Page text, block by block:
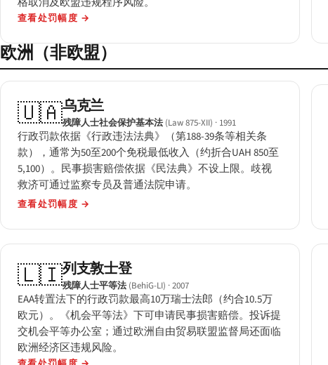
查看处罚幅度 →
欧洲（非欧盟）
🇺🇦乌克兰
残障人士社会保护基本法 (Law 875-XII) · 1991
行政罚款依据《行政违法法典》（第188-39条等相关条
款），通常为50至200个免税最低收入（约折合UAH 850至
5,100）。民事损害赔偿依据《民法典》不设上限。歧视
救济可通过监察专员及普通法院申请。
查看处罚幅度 →
🇱🇮列支敦士登
残障人士平等法 (BehiG-LI) · 2007
EAA转置法下的行政罚款最高10万瑞士法郎（约合10.5万
欧元）。《机会平等法》下可申请民事损害赔偿。投诉提
交机会平等办公室；通过欧洲自由贸易联盟监督局还面临
欧洲经济区违规风险。